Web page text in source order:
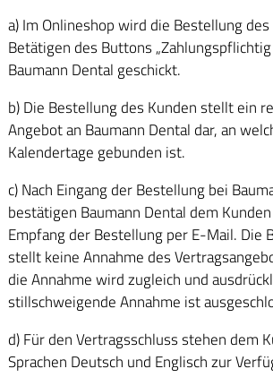
a) Im Onlineshop wird die Bestellung des
Betätigen des Buttons
Baumann Dental geschickt.
b) Die Bestellung des Kunden stellt ein
Angebot an Baumann Dental dar, an
Kalendertage gebunden ist.
c) Nach Eingang der Bestellung bei
bestätigen Baumann Dental dem
Empfang der Bestellung per E-Mail. Die
stellt keine Annahme des
die Annahme wird zugleich und
stillschweigende Annahme ist
d) Für den Vertragsschluss stehen dem
Sprachen Deutsch und Englisch zur